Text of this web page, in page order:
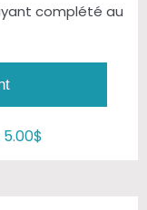
complété au